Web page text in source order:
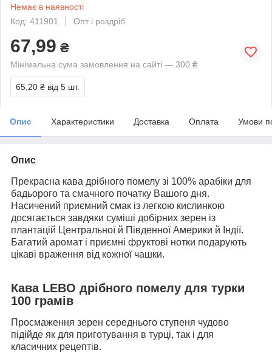
Немає в наявності
Код: 411901
Опт і роздріб
67,99 ₴
Мінімальна сума замовлення на сайті — 300 ₴
65,20 ₴ від 5 шт.
Опис Характеристики Доставка Оплата Умови
Опис
Прекрасна кава дрібного помелу зі 100% арабіки для
бадьорого та смачного початку Вашого дня.
Насичений приємний смак із легкою кислинкою
досягається завдяки суміші добірних зерен із
плантацій Центральної й Південної Америки й Індії.
Багатий аромат і приємні фруктові нотки подарують
цікаві враження від кожної чашки.
Кава LEBO дрібного помелу для турки
100 грамів
Просмаження зерен середнього ступеня чудово
підійде як для приготування в турці, так і для
класичних рецептів.